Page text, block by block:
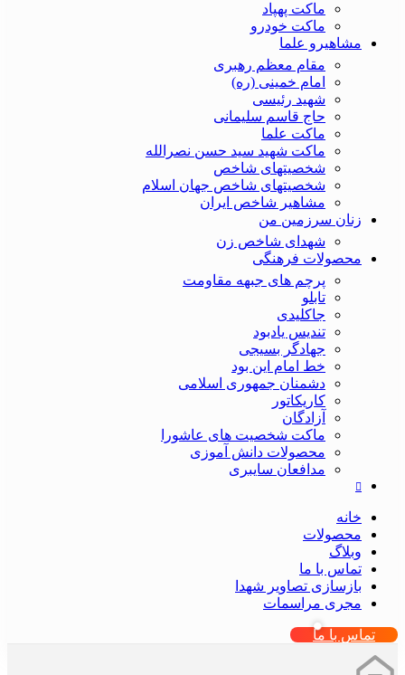
ماکت پهپاد
ماکت خودرو
مشاهیرو علما
مقام معظم رهبری
امام خمینی (ره)
شهید رئیسی
حاج قاسم سلیمانی
ماکت علما
ماکت شهید سید حسن نصرالله
شخصیتهای شاخص
شخصیتهای شاخص جهان اسلام
مشاهیر شاخص ایران
زنان سرزمین من
شهدای شاخص زن
محصولات فرهنگی
پرچم های جبهه مقاومت
تابلو
جاکلیدی
تندیس یادبود
جهادگر بسیجی
خط امام این بود
دشمنان جمهوری اسلامی
کاریکاتور
آزادگان
ماکت شخصیت های عاشورا
محصولات دانش آموزی
مدافعان سایبری
خانه
محصولات
وبلاگ
تماس با ما
بازسازی تصاویر شهدا
مجری مراسمات
تماس با ما